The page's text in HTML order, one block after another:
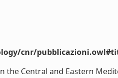
cnr/
the Central and Eastern